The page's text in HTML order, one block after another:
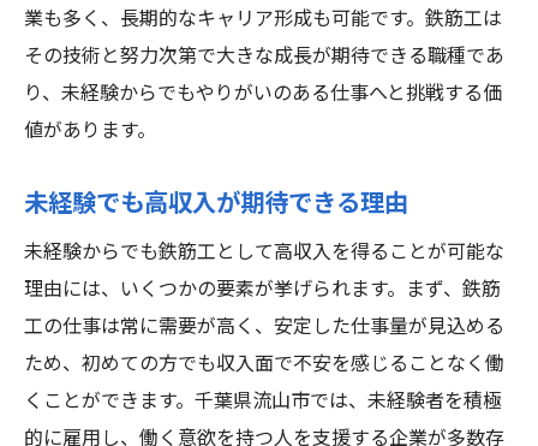
業も多く、長期的なキャリア形成も可能です。鉄筋工は
その技術と努力次第で大きな成長が期待できる職種であ
り、未経験からでもやりがいのある仕事へと挑戦する価
値があります。
未経験でも高収入が期待できる理由
未経験からでも鉄筋工として高収入を得ることが可能な
理由には、いくつかの要素が挙げられます。まず、鉄筋
工の仕事は常に需要が高く、安定した仕事量が見込める
ため、初めての方でも収入面で不安を感じることなく働
くことができます。千葉県流山市では、未経験者を積極
的に雇用し、働く意欲を持つ人を支援する企業が多数存